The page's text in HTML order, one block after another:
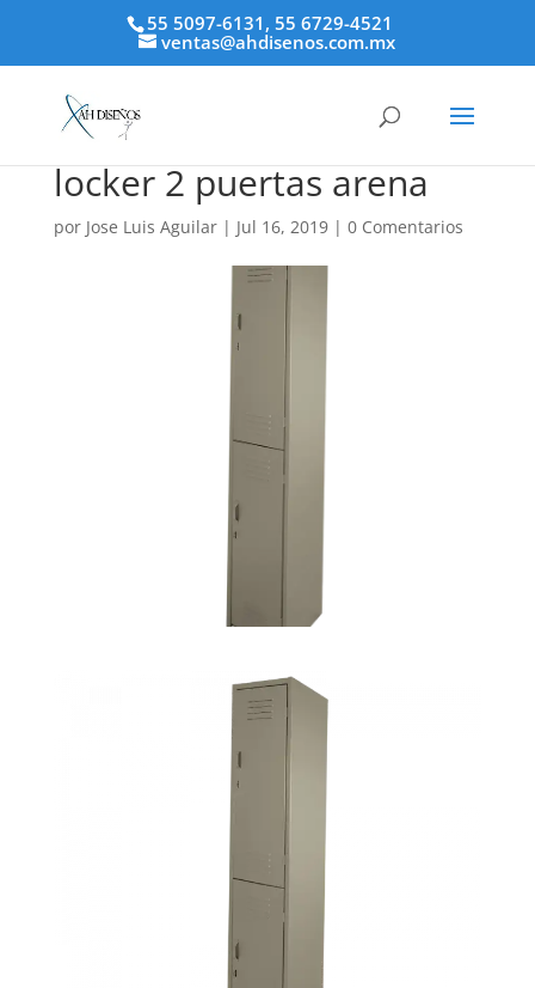
55 5097-6131, 55 6729-4521
ventas@ahdisenos.com.mx
locker 2 puertas arena
por Jose Luis Aguilar| Jul 16, 2019| 0 Comentarios